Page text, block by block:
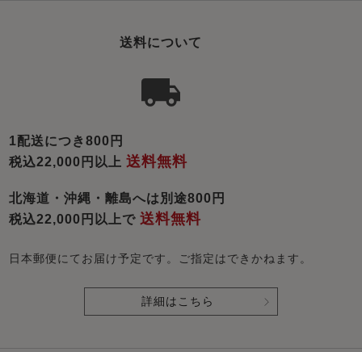
送料について
1配送につき800円
税込22,000円以上送料無料
北海道・沖縄・離島へは別途800円
税込22,000円以上で送料無料
日本郵便にてお届け予定です。ご指定はできかねます。
詳細はこちら